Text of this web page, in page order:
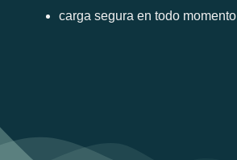
carga segura en todo momento